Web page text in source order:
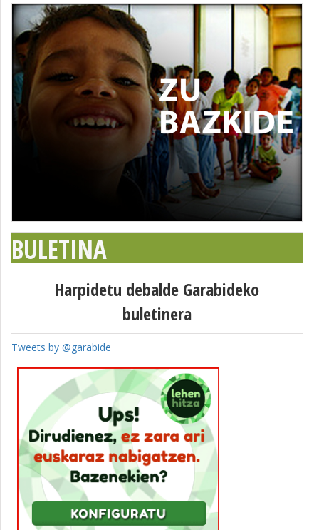
BULETINA
Harpidetu debalde Garabideko
buletinera
Tweets by @garabide